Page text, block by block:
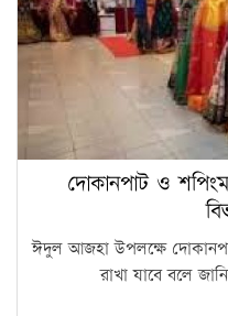
দোকানপাট ও
ঈদুল আজহা উপলক্ষে
রাখা যাবে বলে